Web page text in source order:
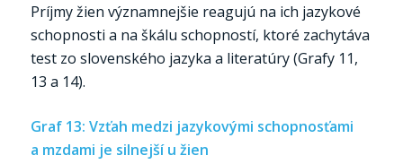
Príjmy žien významnejšie reagujú na ich jazykové
schopnosti a na škálu schopností, ktoré zachytáva
test zo slovenského jazyka a literatúry (Grafy 11,
13 a 14).
Graf 13: Vzťah medzi jazykovými schopnosťami
a mzdami je silnejší u žien